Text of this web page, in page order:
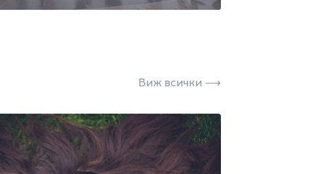
Виж всички ⟶